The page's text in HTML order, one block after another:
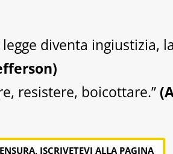
diventa ingiustizia,
resistere, boicottare.”
ISCRIVETEVI ALLA PAGINA